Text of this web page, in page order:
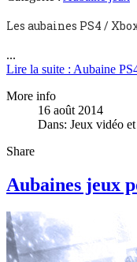
Les aubaines PS4 /
...
Lire la suite : Aubaine
More info
16 août 2014
Dans: Jeux vidéo
Share
Aubaines jeux